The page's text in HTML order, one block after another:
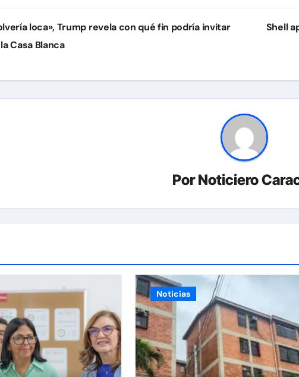
loca», Trump revela con qué fin podría invitar
Casa Blanca
Shell
PorNoticiero
Noticias